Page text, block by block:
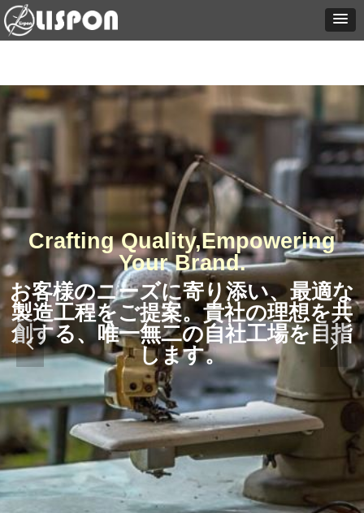
Crafting Quality,Empowering
Your Brand.
お客様のニーズに寄り添い、最適な
製造工程をご提案。貴社の理想を共
創する、唯一無二の自社工場を目指
します。
넳 넲